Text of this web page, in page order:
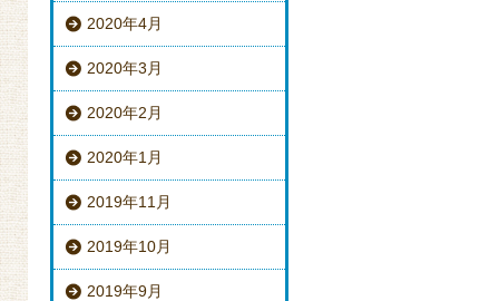
2020年4月
2020年3月
2020年2月
2020年1月
2019年11月
2019年10月
2019年9月